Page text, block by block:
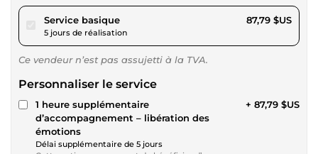
Service basiquepour 80,91 $US
5 jours de réalisation
87,79 $US
Ce vendeur n’est pas assujetti à la TVA.
Personnaliser le service
1 heure supplémentaire
d’accompagnement – libération des
émotions
Délai supplémentaire de 5 jours
+ 87,79 $US